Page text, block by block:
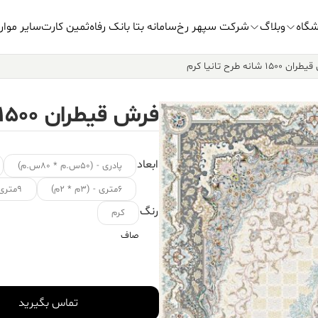
وبلاگ شرکت سپهر رخسامانه بتا بانک رفاهثمین کارتسایر
شانه طرح تانیا کرم
فرش قیطران ۱۵۰۰ شانه طرح تانیا کرم
ابعاد
پادری - (۵۰س.م * ۸۰س.م)
۶متری - (۳م * ۲م)
۹متری - (۳.۵م * ۲.۵م)
رنگ
کرم
صاف
تماس بگیرید